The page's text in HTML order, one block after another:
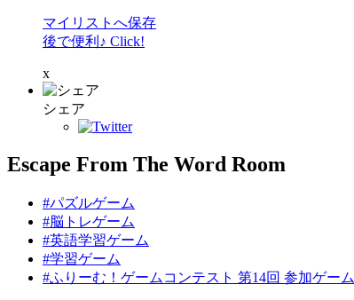
マイリストへ保存
後で便利♪ Click!
x
シェア
Escape From The Word Room
#パズルゲーム
#脳トレゲーム
#英語学習ゲーム
#学習ゲーム
#ふりーむ！ゲームコンテスト 第14回 参加ゲーム